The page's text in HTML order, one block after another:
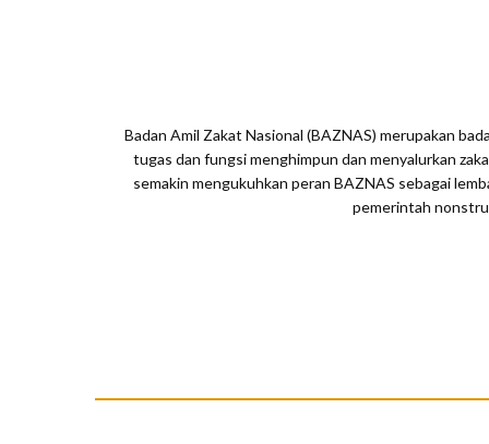
Badan Amil Zakat Nasional (BAZNAS) merupakan
tugas dan fungsi menghimpun dan menyalurkan
semakin mengukuhkan peran BAZNAS sebagai
pemerintah